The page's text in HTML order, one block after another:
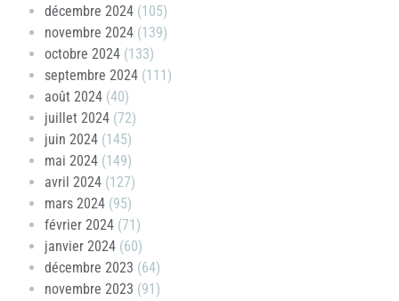
décembre 2024 (105)
novembre 2024 (139)
octobre 2024 (133)
septembre 2024 (111)
août 2024 (40)
juillet 2024 (72)
juin 2024 (145)
mai 2024 (149)
avril 2024 (127)
mars 2024 (95)
février 2024 (71)
janvier 2024 (60)
décembre 2023 (64)
novembre 2023 (91)